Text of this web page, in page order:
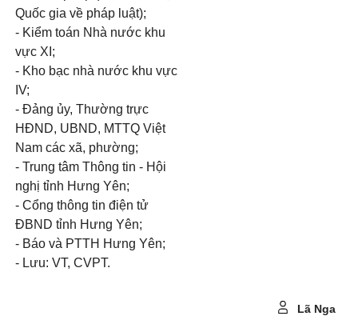
Quốc gia về pháp luật);
- Kiểm toán Nhà nước khu
vực XI;
- Kho bạc nhà nước khu vực
IV;
- Đảng ủy, Thường trực
HĐND, UBND, MTTQ Việt
Nam các xã, phường;
- Trung tâm Thông tin - Hội
nghị tỉnh Hưng Yên;
- Cổng thông tin điện tử
ĐBND tỉnh Hưng Yên;
- Báo và PTTH Hưng Yên;
- Lưu: VT, CVPT.
Lã Nga